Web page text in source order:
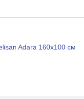
Adara 160x100 см